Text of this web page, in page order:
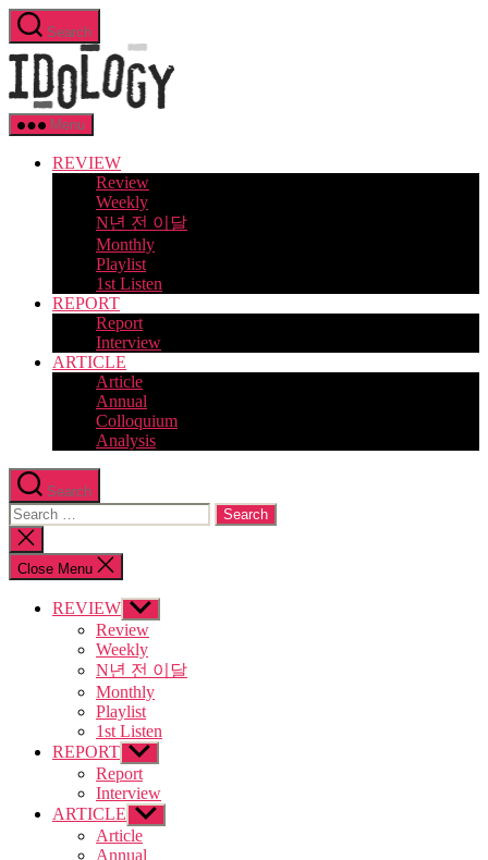
Skip
to
the
content
Search
Menu
REVIEW
Review
Weekly
N년 전 이달
Monthly
Playlist
1st Listen
REPORT
Report
Interview
ARTICLE
Article
Annual
Colloquium
Analysis
Search
Search
for:
Close
search
Close Menu
REVIEW Show
sub
menu
Review
Weekly
N년 전 이달
Monthly
Playlist
1st Listen
REPORT Show
sub
menu
Report
Interview
ARTICLE Show
sub
menu
Article
Annual